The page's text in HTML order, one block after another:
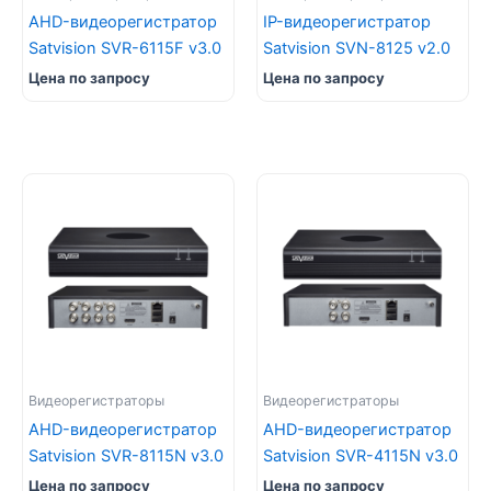
AHD-видеорегистратор
Satvision SVR-6115F v3.0
Цена по запросу
IP-видеорегистратор
Satvision SVN-8125 v2.0
Цена по запросу
Видеорегистраторы
AHD-видеорегистратор
Satvision SVR-8115N v3.0
Цена по запросу
Видеорегистраторы
AHD-видеорегистратор
Satvision SVR-4115N v3.0
Цена по запросу